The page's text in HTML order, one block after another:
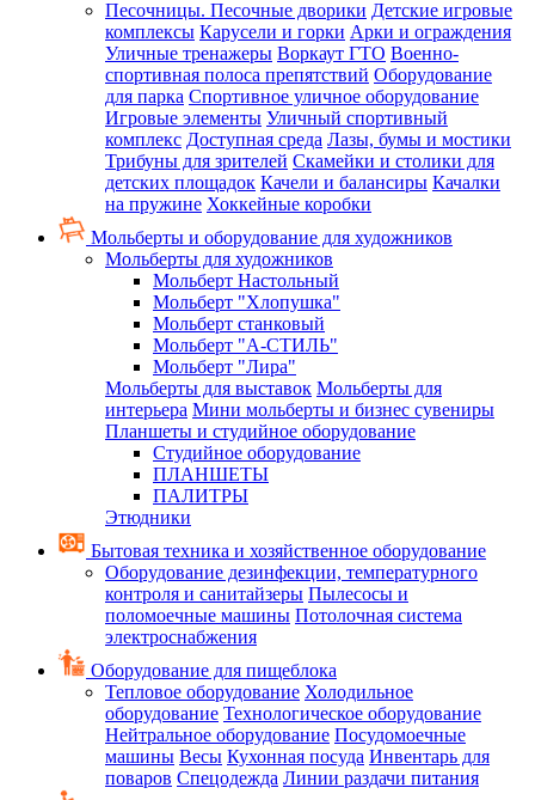
Песочницы. Песочные дворики Детские игровые
комплексы Карусели и горки Арки и ограждения
Уличные тренажеры Воркаут ГТО Военно-
спортивная полоса препятствий Оборудование
для парка Спортивное уличное оборудование
Игровые элементы Уличный спортивный
комплекс Доступная среда Лазы, бумы и мостики
Трибуны для зрителей Скамейки и столики для
детских площадок Качели и балансиры Качалки
на пружине Хоккейные коробки
Мольберты и оборудование для художников
Мольберты для художников
Мольберт Настольный
Мольберт "Хлопушка"
Мольберт станковый
Мольберт "А-СТИЛЬ"
Мольберт "Лира"
Мольберты для выставок Мольберты для
интерьера Мини мольберты и бизнес сувениры
Планшеты и студийное оборудование
Студийное оборудование
ПЛАНШЕТЫ
ПАЛИТРЫ
Этюдники
Бытовая техника и хозяйственное оборудование
Оборудование дезинфекции, температурного
контроля и санитайзеры Пылесосы и
поломоечные машины Потолочная система
электроснабжения
Оборудование для пищеблока
Тепловое оборудование Холодильное
оборудование Технологическое оборудование
Нейтральное оборудование Посудомоечные
машины Весы Кухонная посуда Инвентарь для
поваров Спецодежда Линии раздачи питания